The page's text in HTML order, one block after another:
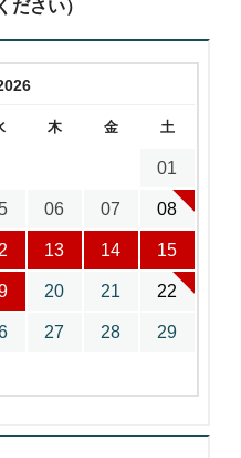
ださい）
木 金 土
01
06 07 08
13 14 15
20 21 22
27 28 29